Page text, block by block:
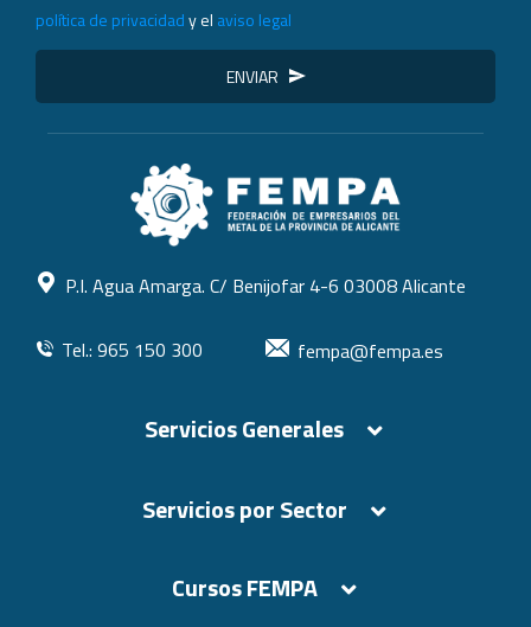
política de privacidady el aviso legal
ENVIAR
P.I. Agua Amarga. C/ Benijofar 4-6 03008 Alicante
Tel.: 965 150 300 fempa@fempa.es
Servicios Generales
Servicios por Sector
Cursos FEMPA